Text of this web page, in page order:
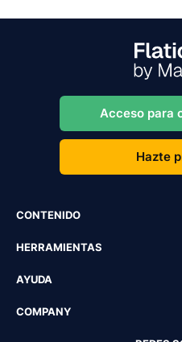
Acceso para
Hazte
CONTENIDO
HERRAMIENTAS
AYUDA
COMPANY